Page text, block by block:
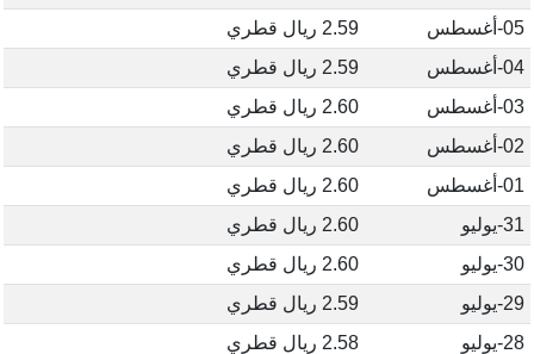
05-أغسطس
2.59 ريال قطري
04-أغسطس
2.59 ريال قطري
03-أغسطس
2.60 ريال قطري
02-أغسطس
2.60 ريال قطري
01-أغسطس
2.60 ريال قطري
31-يوليو
2.60 ريال قطري
30-يوليو
2.60 ريال قطري
29-يوليو
2.59 ريال قطري
28-يوليو
2.58 ريال قطري